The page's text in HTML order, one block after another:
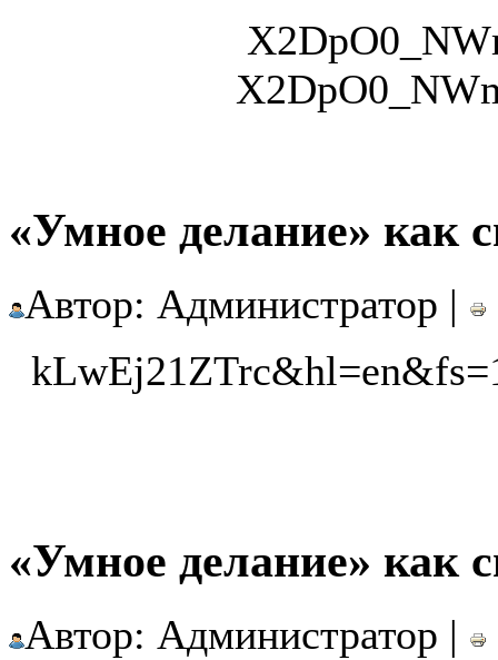
«Умное делание» как
Автор: Администратор |
«Умное делание» как
Автор: Администратор |